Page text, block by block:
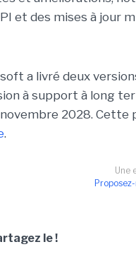
et des mises à jour
a livré deux
à support à long
2028. Cette
.
Une
le !